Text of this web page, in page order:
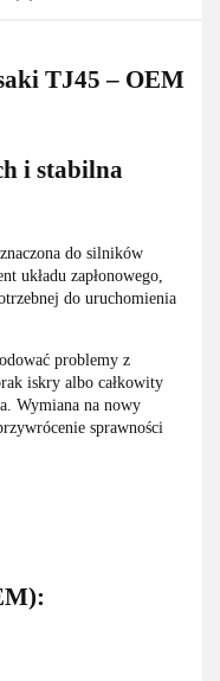
TJ45 – OEM
i stabilna
do silników
układu zapłonowego,
do uruchomienia
problemy z
iskry albo całkowity
Wymiana na nowy
sprawności